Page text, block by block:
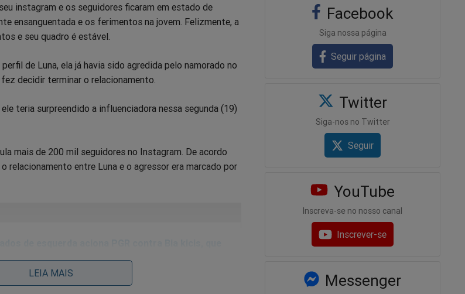
instagram e os seguidores ficaram em estado de
ensanguentada e os ferimentos na jovem. Felizmente, a
e seu quadro é estável.
de Luna, ela já havia sido agredida pelo namorado no
decidir terminar o relacionamento.
teria surpreendido a influenciadora nessa segunda (19)
mais de 200 mil seguidores no Instagram. De acordo
relacionamento entre Luna e o agressor era marcado por
LEIA MAIS
Facebook
Siga nossa página
Seguir página
Twitter
Siga-nos no Twitter
Seguir
YouTube
Inscreva-se no nosso canal
Inscrever-se
Messenger